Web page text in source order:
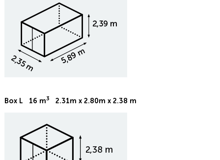
Box L 16 m3 2.31m x 2.80m x 2.38 m